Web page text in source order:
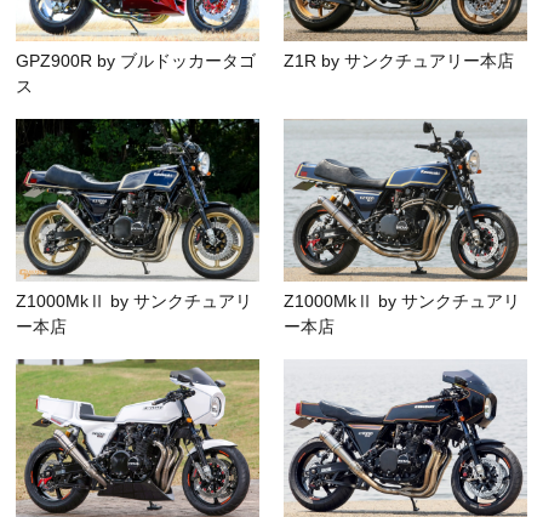
GPZ900R by ブルドッカータゴ
ス
Z1R by サンクチュアリー本店
Z1000MkⅡ by サンクチュアリ
ー本店
Z1000MkⅡ by サンクチュアリ
ー本店